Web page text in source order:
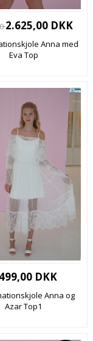
2.625,00 DKK
Anna med
Eva Top
DKK
Anna og
Azar Top1